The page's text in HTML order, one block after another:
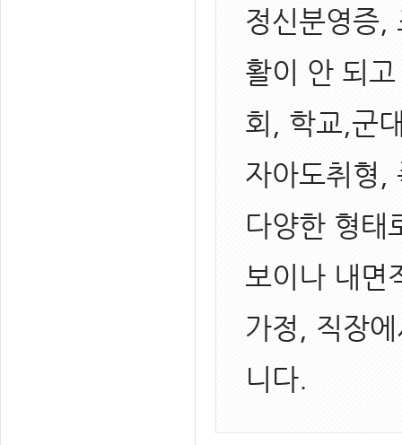
정신분영증,
활이 안 되
회, 학교,군
자아도취형,
다양한 형태
보이나 내면
가정, 직장
니다.